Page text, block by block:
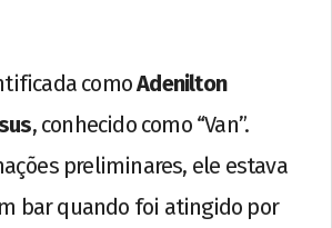
comoAdenilton
, conhecido como “Van”.
preliminares, ele estava
bar quando foi atingido por